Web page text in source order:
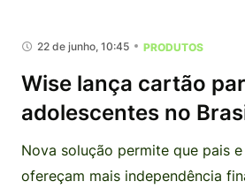
22 de junho, 10:45 PRODUTOS
Wise lança cartão
adolescentes no
Nova solução permite que pais
ofereçam mais independência